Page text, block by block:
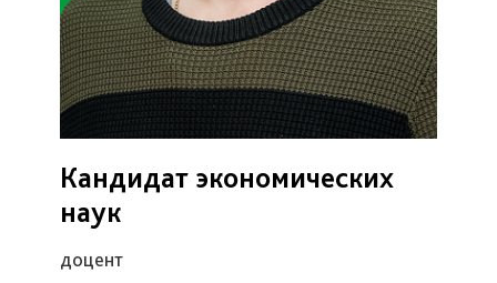
Кандидат экономических
наук
доцент